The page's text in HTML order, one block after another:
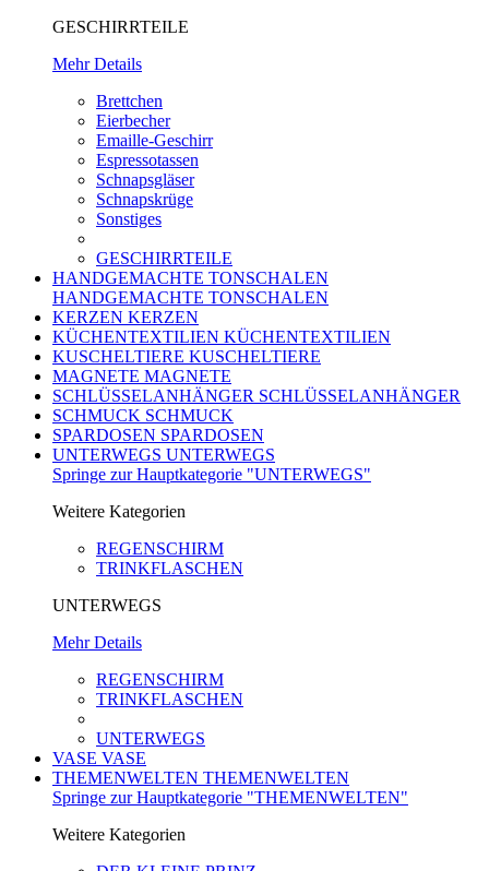
GESCHIRRTEILE
Mehr Details
Brettchen
Eierbecher
Emaille-Geschirr
Espressotassen
Schnapsgläser
Schnapskrüge
Sonstiges
GESCHIRRTEILE
HANDGEMACHTE TONSCHALEN
HANDGEMACHTE TONSCHALEN
KERZEN KERZEN
KÜCHENTEXTILIEN KÜCHENTEXTILIEN
KUSCHELTIERE KUSCHELTIERE
MAGNETE MAGNETE
SCHLÜSSELANHÄNGER SCHLÜSSELANHÄNGER
SCHMUCK SCHMUCK
SPARDOSEN SPARDOSEN
UNTERWEGS UNTERWEGS
Springe zur Hauptkategorie "UNTERWEGS"
Weitere Kategorien
REGENSCHIRM
TRINKFLASCHEN
UNTERWEGS
Mehr Details
REGENSCHIRM
TRINKFLASCHEN
UNTERWEGS
VASE VASE
THEMENWELTEN THEMENWELTEN
Springe zur Hauptkategorie "THEMENWELTEN"
Weitere Kategorien